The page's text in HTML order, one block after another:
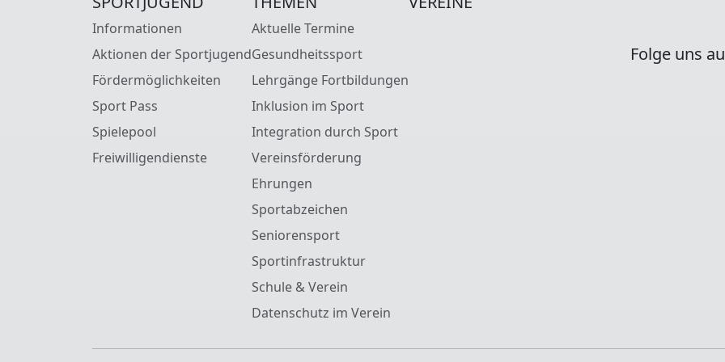
Informationen
Aktionen der Sportjugend
Fördermöglichkeiten
Sport Pass
Spielepool
Freiwilligendienste
Aktuelle Termine
Gesundheitssport
Lehrgänge Fortbildungen
Inklusion im Sport
Integration durch Sport
Vereinsförderung
Ehrungen
Sportabzeichen
Seniorensport
Sportinfrastruktur
Schule & Verein
Datenschutz im Verein
Folge uns